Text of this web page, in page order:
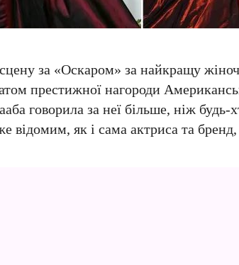
за «Оскаром» за найкращу
престижної нагороди
говорила за неї більше, ніж
відомим, як і сама актриса та